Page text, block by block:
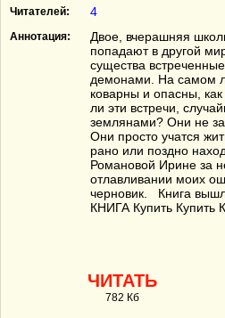
Читателей: 4
Аннотация:
Двое, вчерашняя
попадают в другой
существа
демонами. На самом
коварны и опасны,
ли эти встречи,
землянами? Они не
Они просто учатся
рано или поздно
Романовой Ирине за
отлавливании моих
черновик. Книга
КНИГА Купить Купить
ЧИТАТЬ
782 Кб